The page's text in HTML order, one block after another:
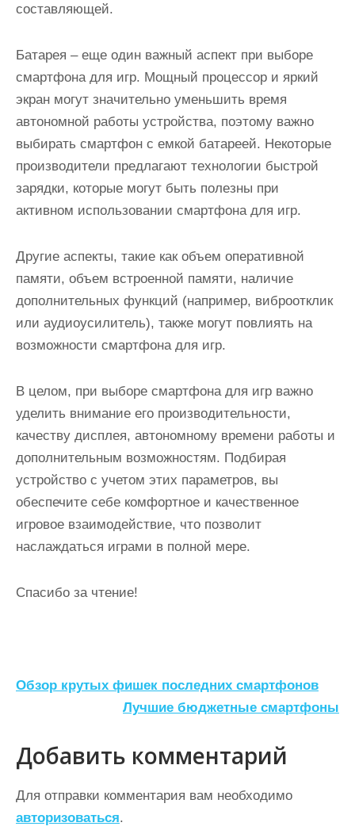
составляющей.
Батарея – еще один важный аспект при выборе
смартфона для игр. Мощный процессор и яркий
экран могут значительно уменьшить время
автономной работы устройства, поэтому важно
выбирать смартфон с емкой батареей. Некоторые
производители предлагают технологии быстрой
зарядки, которые могут быть полезны при
активном использовании смартфона для игр.
Другие аспекты, такие как объем оперативной
памяти, объем встроенной памяти, наличие
дополнительных функций (например, виброотклик
или аудиоусилитель), также могут повлиять на
возможности смартфона для игр.
В целом, при выборе смартфона для игр важно
уделить внимание его производительности,
качеству дисплея, автономному времени работы и
дополнительным возможностям. Подбирая
устройство с учетом этих параметров, вы
обеспечите себе комфортное и качественное
игровое взаимодействие, что позволит
наслаждаться играми в полной мере.
Спасибо за чтение!
Н
в
и
г
а
Обзор крутых фишек последних смартфонов
Лучшие бюджетные смартфоны
Добавить комментарий
Для отправки комментария вам необходимо
авторизоваться.